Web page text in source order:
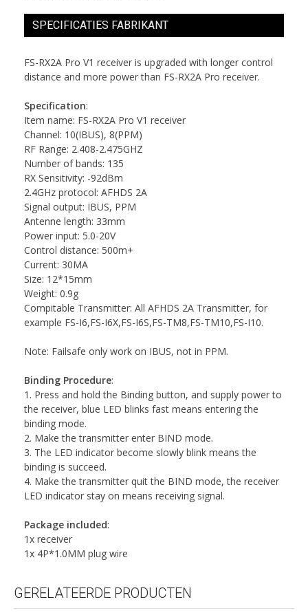
SPECIFICATIES FABRIKANT
FS-RX2A Pro V1 receiver is upgraded with longer control
distance and more power than FS-RX2A Pro receiver.
Specification:
Item name: FS-RX2A Pro V1 receiver
Channel: 10(IBUS), 8(PPM)
RF Range: 2.408-2.475GHZ
Number of bands: 135
RX Sensitivity: -92dBm
2.4GHz protocol: AFHDS 2A
Signal output: IBUS, PPM
Antenne length: 33mm
Power input: 5.0-20V
Control distance: 500m+
Current: 30MA
Size: 12*15mm
Weight: 0.9g
Compitable Transmitter: All AFHDS 2A Transmitter, for
example FS-I6,FS-I6X,FS-I6S,FS-TM8,FS-TM10,FS-I10.
Note: Failsafe only work on IBUS, not in PPM.
Binding Procedure:
1. Press and hold the Binding button, and supply power to
the receiver, blue LED blinks fast means entering the
binding mode.
2. Make the transmitter enter BIND mode.
3. The LED indicator become slowly blink means the
binding is succeed.
4. Make the transmitter quit the BIND mode, the receiver
LED indicator stay on means receiving signal.
Package included:
1x receiver
1x 4P*1.0MM plug wire
GERELATEERDE PRODUCTEN